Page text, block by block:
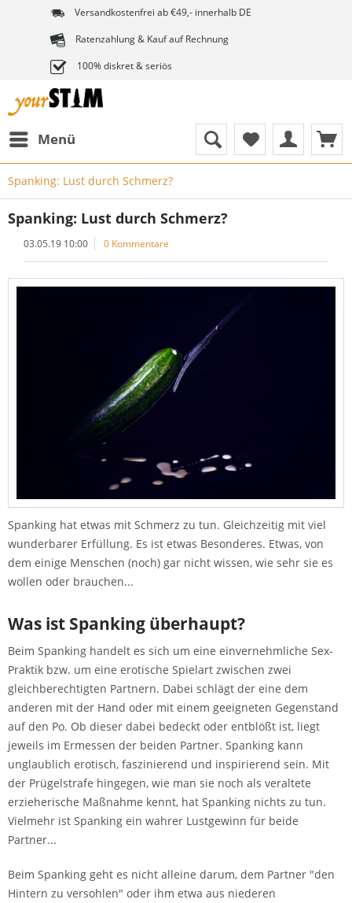
Versandkostenfrei ab €49,- innerhalb DE
Ratenzahlung & Kauf auf Rechnung
100% diskret & seriös
Menü
Spanking: Lust durch Schmerz?
Spanking: Lust durch Schmerz?
03.05.19 10:00 0 Kommentare
Spanking hat etwas mit Schmerz zu tun. Gleichzeitig mit viel
wunderbarer Erfüllung. Es ist etwas Besonderes. Etwas, von
dem einige Menschen (noch) gar nicht wissen, wie sehr sie es
wollen oder brauchen...
Was ist Spanking überhaupt?
Beim Spanking handelt es sich um eine einvernehmliche Sex-
Praktik bzw. um eine erotische Spielart zwischen zwei
gleichberechtigten Partnern. Dabei schlägt der eine dem
anderen mit der Hand oder mit einem geeigneten Gegenstand
auf den Po. Ob dieser dabei bedeckt oder entblößt ist, liegt
jeweils im Ermessen der beiden Partner. Spanking kann
unglaublich erotisch, faszinierend und inspirierend sein. Mit
der Prügelstrafe hingegen, wie man sie noch als veraltete
erzieherische Maßnahme kennt, hat Spanking nichts zu tun.
Vielmehr ist Spanking ein wahrer Lustgewinn für beide
Partner...
Beim Spanking geht es nicht alleine darum, dem Partner "den
Hintern zu versohlen" oder ihm etwa aus niederen